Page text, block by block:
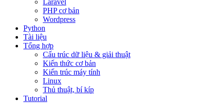
PHP cơ bản
Wordpress
Python
Tài liệu
Tổng hợp
Cấu trúc dữ liệu & giải thuật
Kiến thức cơ bản
Kiến trúc máy tính
Linux
Thủ thuật, bí kíp
Tutorial